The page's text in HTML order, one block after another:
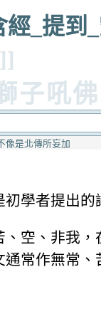
_提到
]]
子吼
像是北傳所妄加
初學者提出的
、空、非我，
通常作無常、